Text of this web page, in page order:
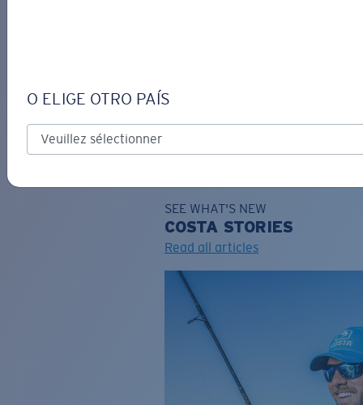
GRAVURE
Costa Stories
SEE WHAT'S NEW
COSTA STORIES
Read all articles
O ELIGE OTRO PAÍS